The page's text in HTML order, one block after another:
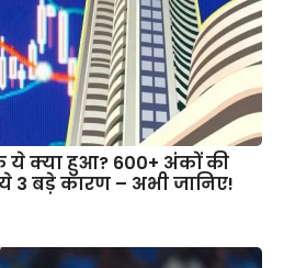
ये क्या हुआ? 600+ अंकों की
3 बड़े कारण – अभी जानिए!